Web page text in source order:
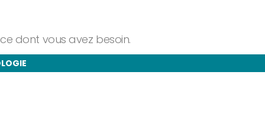
dont vous avez besoin.